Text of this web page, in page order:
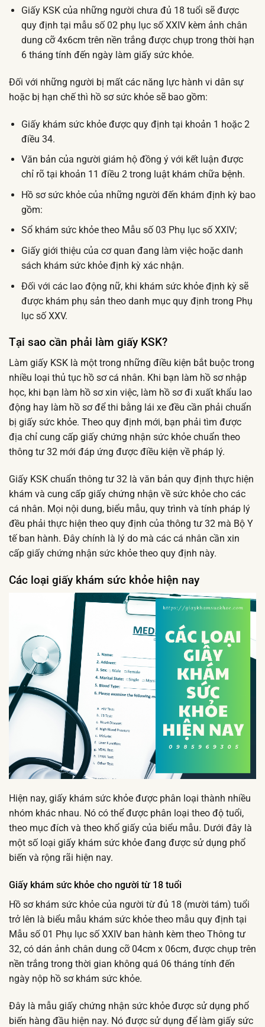
Giấy KSK của những người chưa đủ 18 tuổi sẽ được
quy định tại mẫu số 02 phụ lục số XXIV kèm ảnh chân
dung cỡ 4x6cm trên nền trắng được chụp trong thời hạn
6 tháng tính đến ngày làm giấy sức khỏe.
Đối với những người bị mất các năng lực hành vi dân sự
hoặc bị hạn chế thì hồ sơ sức khỏe sẽ bao gồm:
Giấy khám sức khỏe được quy định tại khoản 1 hoặc 2
điều 34.
Văn bản của người giám hộ đồng ý với kết luận được
chỉ rõ tại khoản 11 điều 2 trong luật khám chữa bệnh.
Hồ sơ sức khỏe của những người đến khám định kỳ bao
gồm:
Sổ khám sức khỏe theo Mẫu số 03 Phụ lục số XXIV;
Giấy giới thiệu của cơ quan đang làm việc hoặc danh
sách khám sức khỏe định kỳ xác nhận.
Đối với các lao động nữ, khi khám sức khỏe định kỳ sẽ
được khám phụ sản theo danh mục quy định trong Phụ
lục số XXV.
Tại sao cần phải làm giấy KSK?
Làm giấy KSK là một trong những điều kiện bắt buộc trong
nhiều loại thủ tục hồ sơ cá nhân. Khi bạn làm hồ sơ nhập
học, khi bạn làm hồ sơ xin việc, làm hồ sơ đi xuất khẩu lao
động hay làm hồ sơ để thi bằng lái xe đều cần phải chuẩn
bị giấy sức khỏe. Theo quy định mới, bạn phải tìm được
địa chỉ cung cấp giấy chứng nhận sức khỏe chuẩn theo
thông tư 32 mới đáp ứng được điều kiện về pháp lý.
Giấy KSK chuẩn thông tư 32 là văn bản quy định thực hiện
khám và cung cấp giấy chứng nhận về sức khỏe cho các
cá nhân. Mọi nội dung, biểu mẫu, quy trình và tính pháp lý
đều phải thực hiện theo quy định của thông tư 32 mà Bộ Y
tế ban hành. Đây chính là lý do mà các cá nhân cần xin
cấp giấy chứng nhận sức khỏe theo quy định này.
Các loại giấy khám sức khỏe hiện nay
Hiện nay, giấy khám sức khỏe được phân loại thành nhiều
nhóm khác nhau. Nó có thể được phân loại theo độ tuổi,
theo mục đích và theo khổ giấy của biểu mẫu. Dưới đây là
một số loại giấy khám sức khỏe đang được sử dụng phổ
biến và rộng rãi hiện nay.
Giấy khám sức khỏe cho người từ 18 tuổi
Hồ sơ khám sức khỏe của người từ đủ 18 (mười tám) tuổi
trở lên là biểu mẫu khám sức khỏe theo mẫu quy định tại
Mẫu số 01 Phụ lục số XXIV ban hành kèm theo Thông tư
32, có dán ảnh chân dung cỡ 04cm x 06cm, được chụp trên
nền trắng trong thời gian không quá 06 tháng tính đến
ngày nộp hồ sơ khám sức khỏe.
Đây là mẫu giấy chứng nhận sức khỏe được sử dụng phổ
biến hàng đầu hiện nay. Nó được sử dụng để làm giấy sức